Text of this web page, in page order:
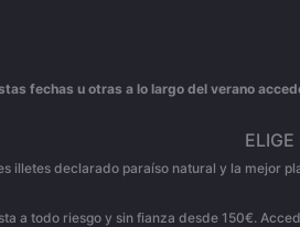
fechas u otras a lo largo del verano
illetes declarado paraíso natural y la mejor
a todo riesgo y sin fianza desde 150€.